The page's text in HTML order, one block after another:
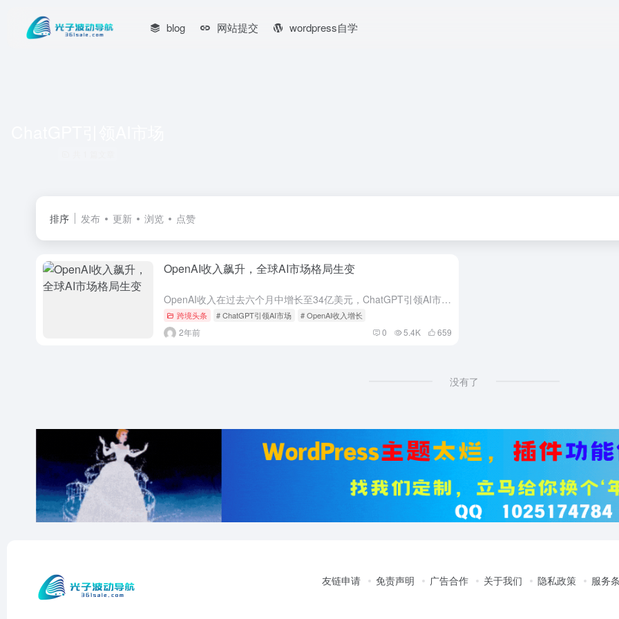
blog 网站提交 wordpress自学
排序 发布 更新 浏览 点赞
OpenAI收入飙升，全球AI市场格局生变
OpenAI收入在过去六个月中增长至34亿美元，ChatGPT引领AI市场新潮流。然而，随着公司追求利润，安全与发展问题引发关注。OpenAI与竞争对手在B-Corp认证上展开竞争，确保AI技术的可持...
跨境头条 # ChatGPT引领AI市场 # OpenAI收入增长
2年前 0 5.4K 659
没有了
友链申请 免责声明 广告合作 关于我们 隐私政策 服务